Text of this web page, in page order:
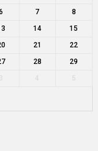
7
8
14
15
21
22
28
29